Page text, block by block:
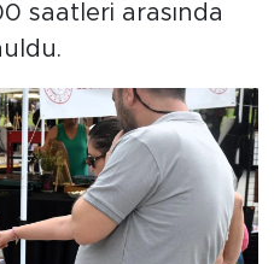
saatleri arasında